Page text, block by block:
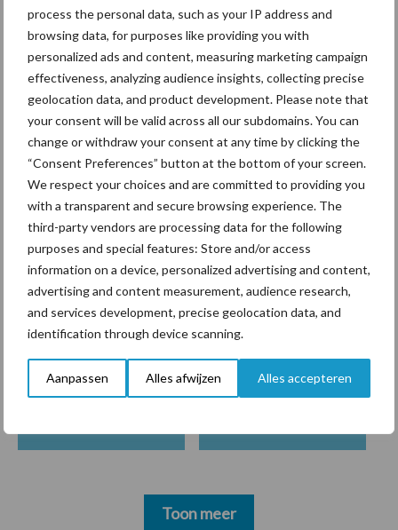
process the personal data, such as your IP address and
browsing data, for purposes like providing you with
personalized ads and content, measuring marketing campaign
effectiveness, analyzing audience insights, collecting precise
geolocation data, and product development. Please note that
your consent will be valid across all our subdomains. You can
change or withdraw your consent at any time by clicking the
“Consent Preferences” button at the bottom of your screen.
We respect your choices and are committed to providing you
with a transparent and secure browsing experience. The
third-party vendors are processing data for the following
purposes and special features: Store and/or access
information on a device, personalized advertising and content,
advertising and content measurement, audience research,
and services development, precise geolocation data, and
identification through device scanning.
Aanpassen Alles afwijzen Alles accepteren
onderschatte risicofactor
voor mastitis
ForFarmers ziet volume en
marktaandeel groeien in
krimpende Nederlandse
markt
Themapagina's
Diergezondheid Bemesting Fokkerij
Mastitis Hittestress
Toon meer